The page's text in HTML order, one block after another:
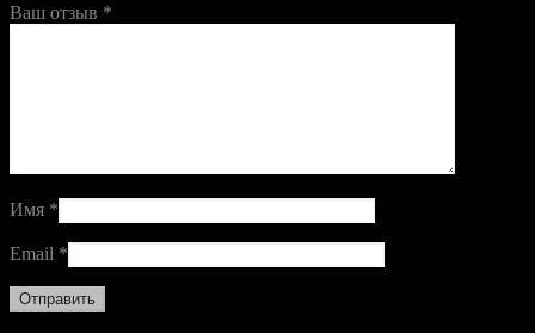
Ваш отзыв *
Имя *
Email *